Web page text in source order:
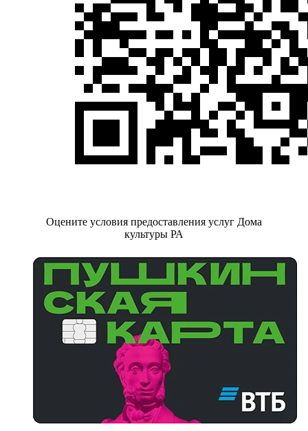
Оцените условия предоставления услуг Дома
культуры РА